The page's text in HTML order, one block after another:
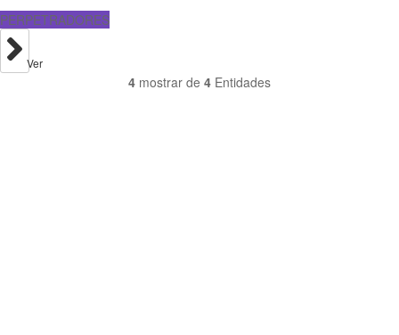
PERPETRADORES
Ver
4 mostrar de 4 Entidades